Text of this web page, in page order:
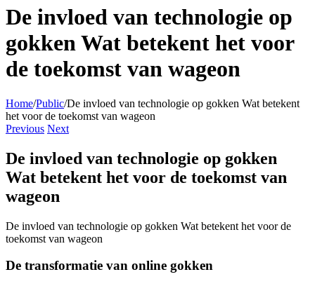
De invloed van technologie op
gokken Wat betekent het voor
de toekomst van wageon
Home/Public/De invloed van technologie op gokken Wat betekent
het voor de toekomst van wageon
Previous Next
De invloed van technologie op gokken
Wat betekent het voor de toekomst van
wageon
De invloed van technologie op gokken Wat betekent het voor de
toekomst van wageon
De transformatie van online gokken